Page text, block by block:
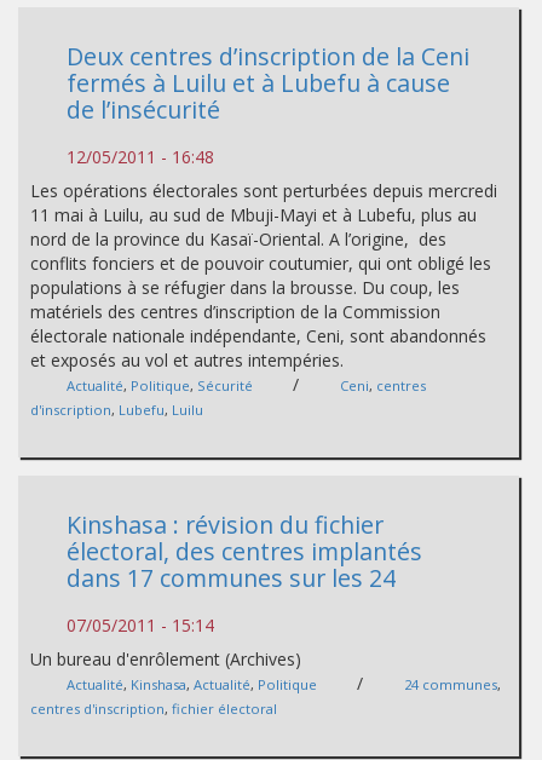
Deux centres d’inscription de la Ceni
fermés à Luilu et à Lubefu à cause
de l’insécurité
12/05/2011 - 16:48
Les opérations électorales sont perturbées depuis mercredi
11 mai à Luilu, au sud de Mbuji-Mayi et à Lubefu, plus au
nord de la province du Kasaï-Oriental. A l’origine, des
conflits fonciers et de pouvoir coutumier, qui ont obligé les
populations à se réfugier dans la brousse. Du coup, les
matériels des centres d’inscription de la Commission
électorale nationale indépendante, Ceni, sont abandonnés
et exposés au vol et autres intempéries.
Actualité, Politique, Sécurité / Ceni, centres
d'inscription, Lubefu, Luilu
Kinshasa : révision du fichier
électoral, des centres implantés
dans 17 communes sur les 24
07/05/2011 - 15:14
Un bureau d'enrôlement (Archives)
Actualité, Kinshasa, Actualité, Politique / 24 communes,
centres d'inscription, fichier électoral